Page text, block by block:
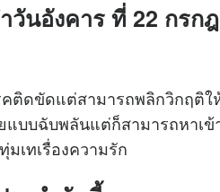
วันอังคาร ที่ 22 กร
ติดขัดแต่สามารถพลิกวิกฤติใ
บบฉับพลันแต่ก็สามารถหาเข้
มเทเรื่องความรัก